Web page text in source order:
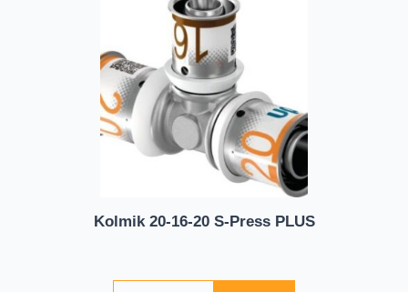
Kolmik 20-16-20 S-Press PLUS